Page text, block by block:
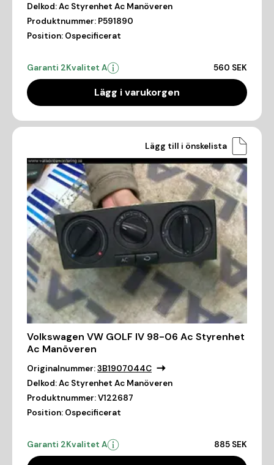
Delkod:Ac Styrenhet Ac Manöveren
Produktnummer: P591890
Position: Ospecificerat
Garanti 2Kvalitet A 560 SEK
Lägg i varukorgen
Lägg till i önskelista
Volkswagen VW GOLF IV 98-06 Ac Styrenhet
Ac Manöveren
Originalnummer:3B1907044C
Delkod:Ac Styrenhet Ac Manöveren
Produktnummer:V122687
Position: Ospecificerat
Garanti 2Kvalitet A 885 SEK